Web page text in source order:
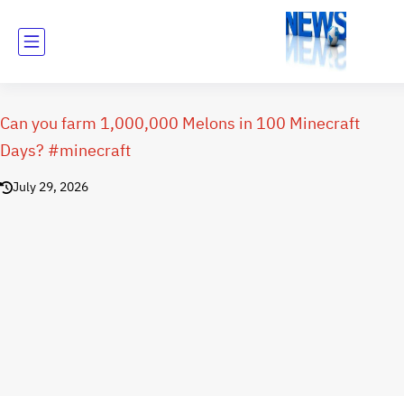
Can you farm 1,000,000 Melons in 100 Minecraft
Days? #minecraft
July 29, 2026